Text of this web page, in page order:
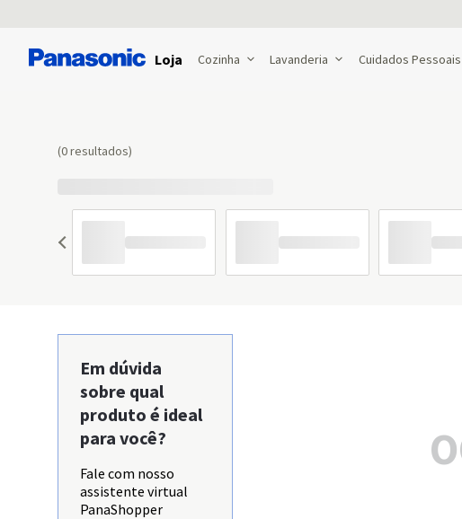
Loja Cozinha Lavanderia Cuidados Pessoais
0
Em dúvida
sobre qual
produto é ideal
para você?
Fale com nosso
assistente virtual
PanaShopper